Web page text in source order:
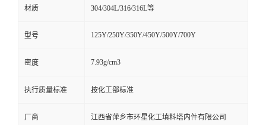
材质 304/304L/316/316L等
型号 125Y/250Y/350Y/450Y/500Y/700Y
密度 7.93g/cm3
执行质量标准 按化工部标准
厂商 江西省萍乡市环星化工填料塔内件有限公司